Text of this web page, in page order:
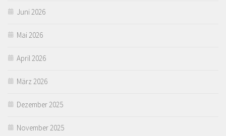
Juni 2026
Mai 2026
April 2026
März 2026
Dezember 2025
November 2025